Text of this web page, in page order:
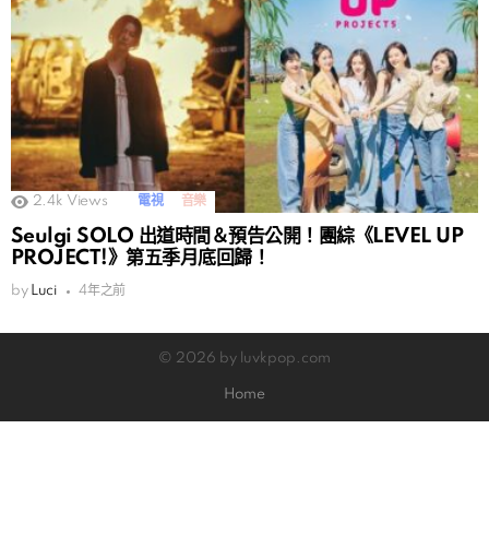
2.4k Views 電視 音樂
Seulgi SOLO 出道時間＆預告公開！團綜《LEVEL UP
PROJECT!》第五季月底回歸！
by Luci 4年之前
© 2026 by luvkpop.com
Home